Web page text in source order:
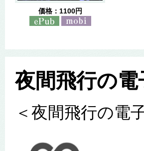
価格：1100円
夜間飛行の
＜夜間飛行の電